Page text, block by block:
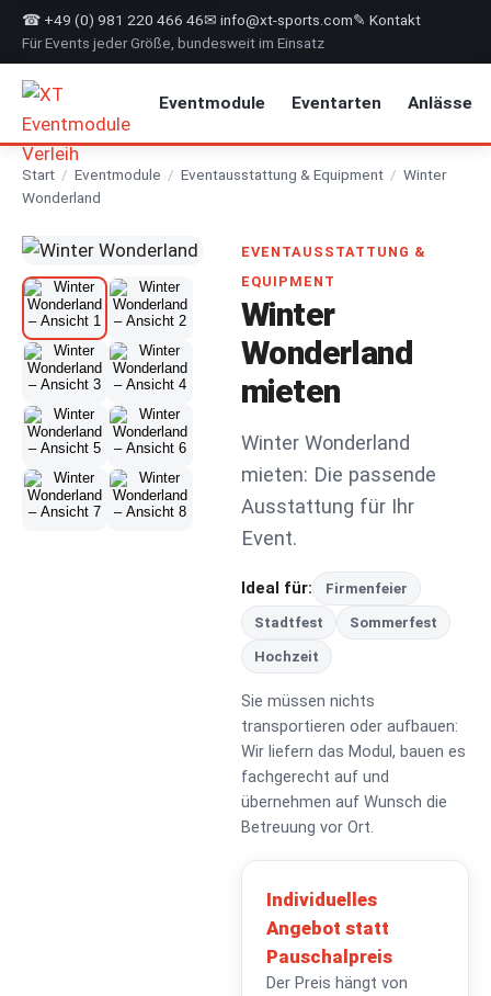
☎ +49 (0) 981 220 466 46✉ info@xt-sports.com✎ Kontakt
Für Events jeder Größe, bundesweit im Einsatz
Eventmodule Eventarten Anlässe
Start / Eventmodule / Eventausstattung & Equipment / Winter
Wonderland
EVENTAUSSTATTUNG &
EQUIPMENT
Winter
Wonderland
mieten
Winter Wonderland
mieten: Die passende
Ausstattung für Ihr
Event.
Ideal für: Firmenfeier
Stadtfest Sommerfest
Hochzeit
Sie müssen nichts
transportieren oder aufbauen:
Wir liefern das Modul, bauen es
fachgerecht auf und
übernehmen auf Wunsch die
Betreuung vor Ort.
Individuelles
Angebot statt
Pauschalpreis
Der Preis hängt von